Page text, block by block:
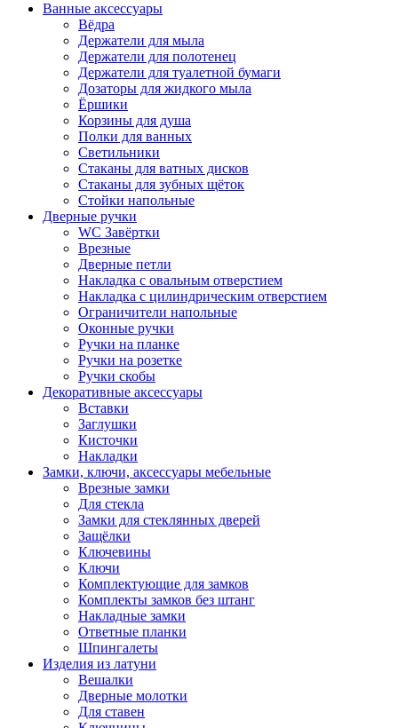
Ванные аксессуары
Вёдра
Держатели для мыла
Держатели для полотенец
Держатели для туалетной бумаги
Дозаторы для жидкого мыла
Ёршики
Корзины для душа
Полки для ванных
Светильники
Стаканы для ватных дисков
Стаканы для зубных щёток
Стойки напольные
Дверные ручки
WC Завёртки
Врезные
Дверные петли
Накладка с овальным отверстием
Накладка с цилиндрическим отверстием
Ограничители напольные
Оконные ручки
Ручки на планке
Ручки на розетке
Ручки скобы
Декоративные аксессуары
Вставки
Заглушки
Кисточки
Накладки
Замки, ключи, аксессуары мебельные
Врезные замки
Для стекла
Замки для стеклянных дверей
Защёлки
Ключевины
Ключи
Комплектующие для замков
Комплекты замков без штанг
Накладные замки
Ответные планки
Шпингалеты
Изделия из латуни
Вешалки
Дверные молотки
Для ставен